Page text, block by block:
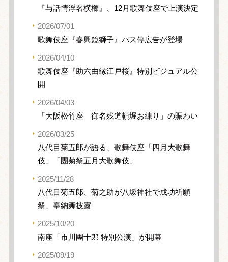
『与話情浮名横櫛』、12月歌舞伎座で上演決定
2026/07/01
歌舞伎座『春興鏡獅子』バス停広告が登場
2026/04/10
歌舞伎座『助六由縁江戸桜』特別ビジュアル公
開
2026/04/03
「大阪松竹座 御名残道頓堀お練り」の賑わい
2026/03/25
八代目菊五郎が語る、歌舞伎座「四月大歌舞
伎」「團菊祭五月大歌舞伎」
2025/11/28
八代目菊五郎、菊之助が八坂神社で成功祈願
祭、奉納舞披露
2025/10/20
南座「市川團十郎 特別公演」が開幕
2025/09/19